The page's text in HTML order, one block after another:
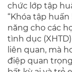
chức lớp tập
“Khóa tập
năng cho các
tình dục
liên quan, mà
điệp quan